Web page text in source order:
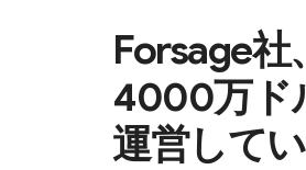
Forsage
4000万ド
運営して